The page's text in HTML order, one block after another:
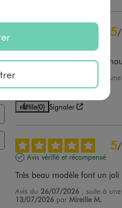
0
5/
je suis  satisfaite  de mes
, suite à
16/07/2026 parLiliane B.
Utile(0) Signaler
5/
Avis vérifié et récompensé
Très beau modèle font un joli
Avis du 26/07/2026
, suite à
13/07/2026 parMireille M.